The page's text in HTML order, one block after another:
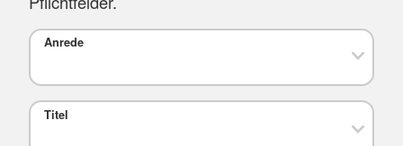
Anrede
Titel